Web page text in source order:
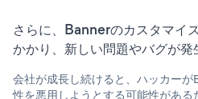
さらに、Bannerのカスタマイ
かかり、新しい問題やバグが発
会社が成長し続けると、ハッカー
性を悪用しようとする可能性があ